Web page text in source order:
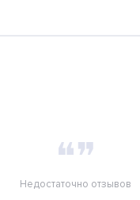
❝❞
Недостаточно отзывов